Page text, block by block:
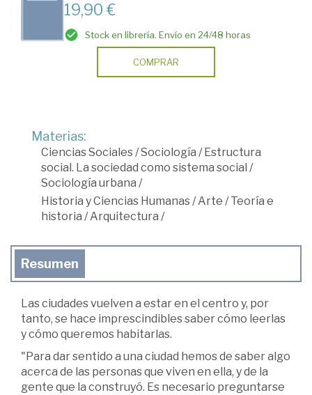
19,90 €
Stock en librería. Envío en 24/48 horas
COMPRAR
Materias:
Ciencias Sociales/Sociología /Estructura
social. La sociedad como sistema social /
Sociología urbana /
Historia y Ciencias Humanas/Arte /Teoría e
historia /Arquitectura /
Resumen
Las ciudades vuelven a estar en el centro y, por
tanto, se hace imprescindibles saber cómo leerlas
y cómo queremos habitarlas.
"Para dar sentido a una ciudad hemos de saber algo
acerca de las personas que viven en ella, y de la
gente que la construyó. Es necesario preguntarse